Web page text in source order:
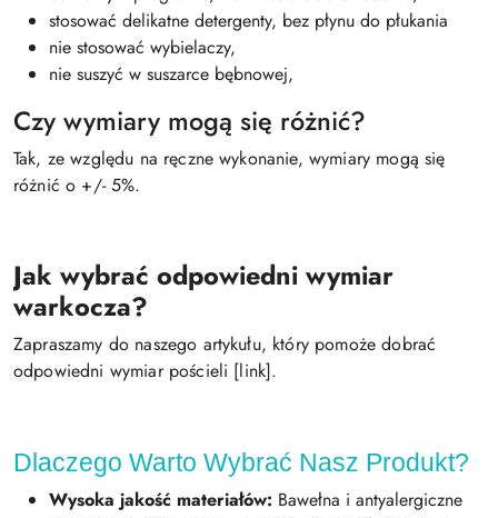
stosować delikatne detergenty, bez płynu do płukania
nie stosować wybielaczy,
nie suszyć w suszarce bębnowej,
Czy wymiary mogą się różnić?
Tak, ze względu na ręczne wykonanie, wymiary mogą się
różnić o +/- 5%.
Jak wybrać odpowiedni wymiar
warkocza?
Zapraszamy do naszego artykułu, który pomoże dobrać
odpowiedni wymiar pościeli [link].
Dlaczego Warto Wybrać Nasz Produkt?
Wysoka jakość materiałów: Bawełna i antyalergiczne